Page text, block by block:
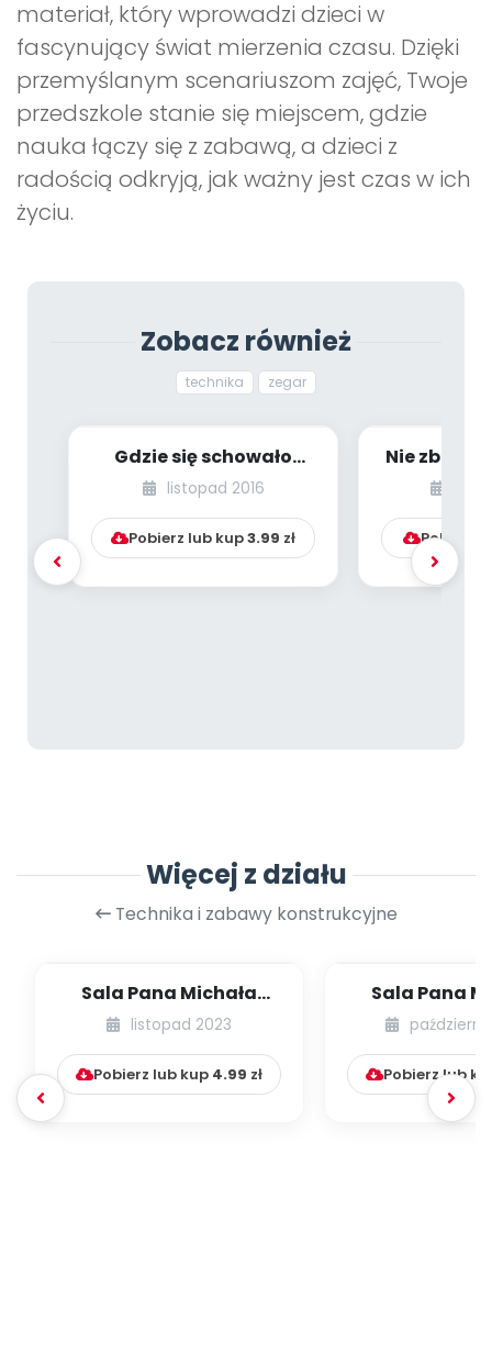
materiał, który wprowadzi dzieci w
fascynujący świat mierzenia czasu. Dzięki
przemyślanym scenariuszom zajęć, Twoje
przedszkole stanie się miejscem, gdzie
nauka łączy się z zabawą, a dzieci z
radością odkryją, jak ważny jest czas w ich
życiu.
Zobacz również
technika zegar
Gdzie się schowało
światło w lampie?
listopad 2016
Pobierz lub kup3.99 zł
Nie
– o
Pobierz
Więcej z działu
Technika i zabawy konstrukcyjne
Sala Pana Michała
[Patykowe zabawy]
listopad 2023
Pobierz lub kup 4.99 zł
Sala Pana
[Kulki nie
Pobierz lub